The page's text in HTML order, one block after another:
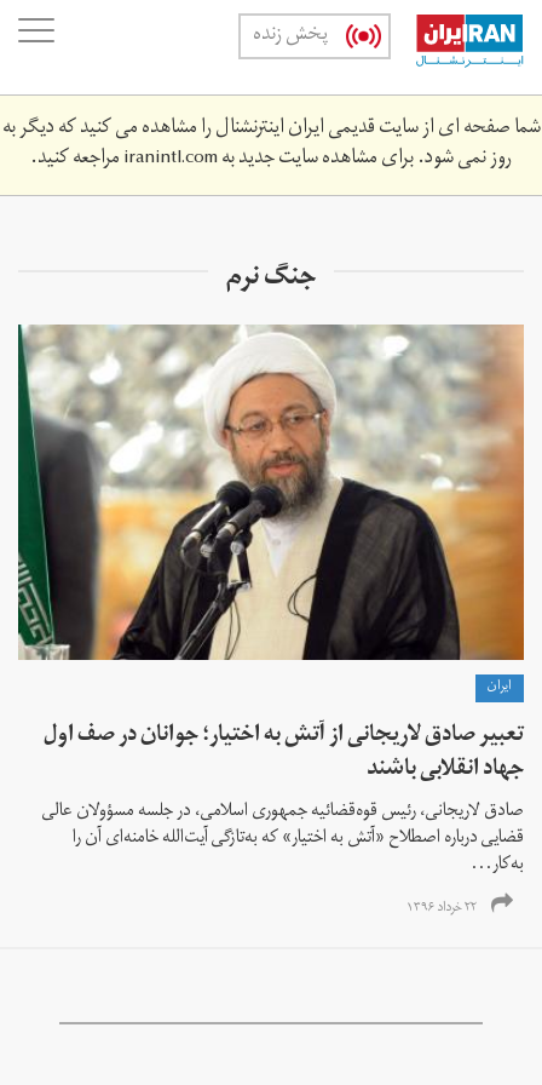
Skip
main
content
پخش زنده
شما صفحه ای از سایت قدیمی ایران اینترنشنال را مشاهده می کنید که دیگر به
روز نمی شود. برای مشاهده سایت جدید بهiranintl.comمراجعه کنید.
جنگ نرم
ايران
تعبیر صادق لاریجانی از آتش به اختیار؛ جوانان در صف اول
جهاد انقلابی باشند
صادق لاریجانی، رئیس قوه‌قضائیه جمهوری اسلامی، در جلسه مسؤولان عالی
قضایی درباره اصطلاح «آتش به اختیار» که به‌تازگی آیت‌الله خامنه‌ای آن را
به‌کار...
۲۲ خرداد ۱۳۹۶